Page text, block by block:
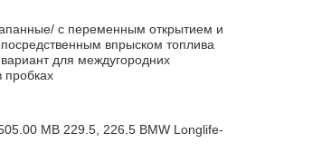
с переменным открытием и
впрыском топлива
для междугородних
пробках
MB 229.5, 226.5 BMW Longlife-